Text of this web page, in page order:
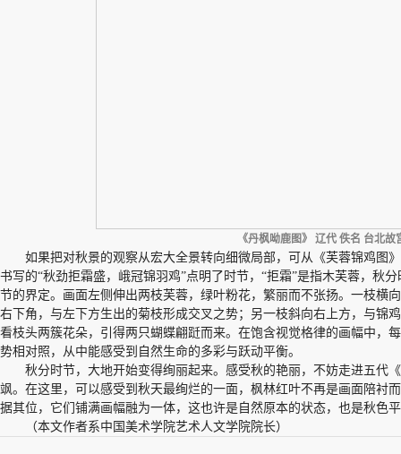
《丹枫呦鹿图》 辽代 佚名 台北故
如果把对秋景的观察从宏大全景转向细微局部，可从《芙蓉锦鸡图
书写的“秋劲拒霜盛，峨冠锦羽鸡”点明了时节，“拒霜”是指木芙蓉，秋
节的界定。画面左侧伸出两枝芙蓉，绿叶粉花，繁丽而不张扬。一枝横
右下角，与左下方生出的菊枝形成交叉之势；另一枝斜向右上方，与锦
看枝头两簇花朵，引得两只蝴蝶翩跹而来。在饱含视觉格律的画幅中，
势相对照，从中能感受到自然生命的多彩与跃动平衡。
秋分时节，大地开始变得绚丽起来。感受秋的艳丽，不妨走进五代
飒。在这里，可以感受到秋天最绚烂的一面，枫林红叶不再是画面陪衬
据其位，它们铺满画幅融为一体，这也许是自然原本的状态，也是秋色
（本文作者系中国美术学院艺术人文学院院长）